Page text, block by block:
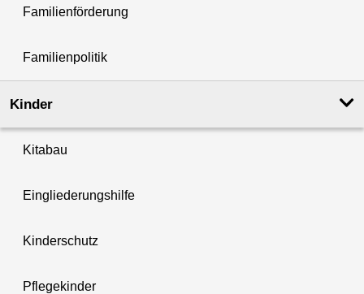
Familienförderung
Familienpolitik
Kinder
Kitabau
Eingliederungshilfe
Kinderschutz
Pflegekinder